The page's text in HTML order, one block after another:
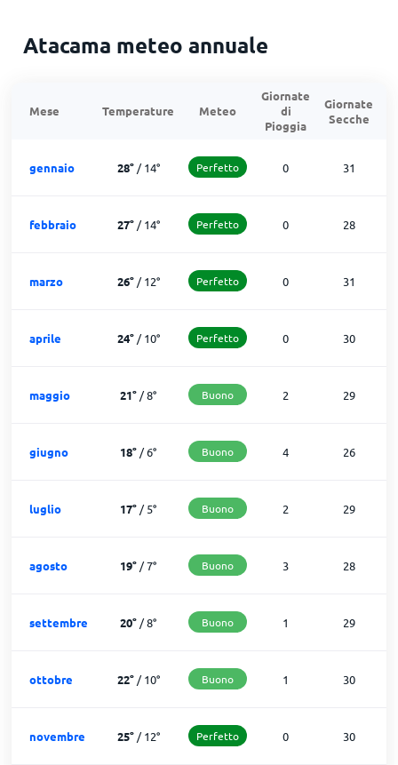
Atacama meteo annuale
Mese Temperature Meteo
Giornate
di
Pioggia
Giornate
Secche
gennaio 28°/14° Perfetto 0 31
febbraio 27°/14° Perfetto 0 28
marzo 26°/12° Perfetto 0 31
aprile 24°/10° Perfetto 0 30
maggio 21° /8° Buono 2 29
giugno 18° /6° Buono 4 26
luglio 17° /5° Buono 2 29
agosto 19° /7° Buono 3 28
settembre 20° /8° Buono 1 29
ottobre 22°/10° Buono 1 30
novembre 25°/12° Perfetto 0 30